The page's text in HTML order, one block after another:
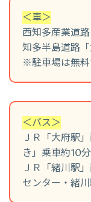
＜車＞
西知多産業道
知多半島道路
※駐車場は無料
＜バス＞
ＪＲ「大府駅
き」乗車約10分
ＪＲ「緒川駅
センター・緒